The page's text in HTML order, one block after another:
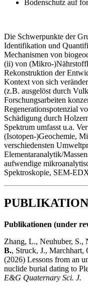
Bodenschutz auf
Die Schwerpunkte der
Identifikation und
Mechanismen von
(ii) von (Mikro-
Rekonstruktion der
Kontext von sich
(z.B. ausgelöst durch
Forschungsarbeiten
Regenerationspotenzial
Schädigung durch
Spektrum umfasst u.a.
(Isotopen-)Geochemie,
verschiedensten
Elementaranalytik/
aufwendige
Spektroskopie, SEM-
Publikationen (under
Zhang, L., Neuhuber, S.,
B., Struck, J., Marchhart,
(2026) Lessons from an
nuclide burial dating to
E&G Quaternary Sci. J.